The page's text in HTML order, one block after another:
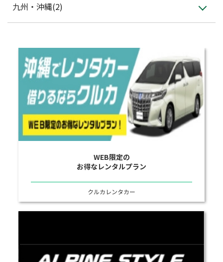
九州・沖縄(2)
WEB限定の
お得なレンタルプラン
クルカレンタカー